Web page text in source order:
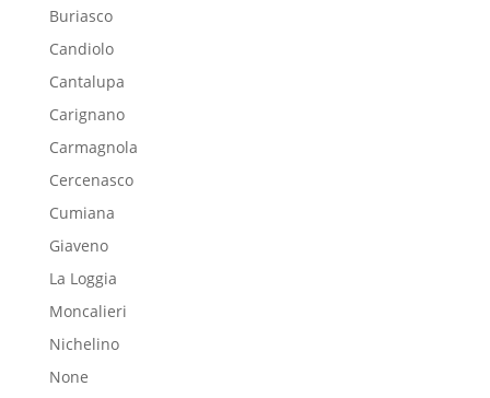
Buriasco
Candiolo
Cantalupa
Carignano
Carmagnola
Cercenasco
Cumiana
Giaveno
La Loggia
Moncalieri
Nichelino
None